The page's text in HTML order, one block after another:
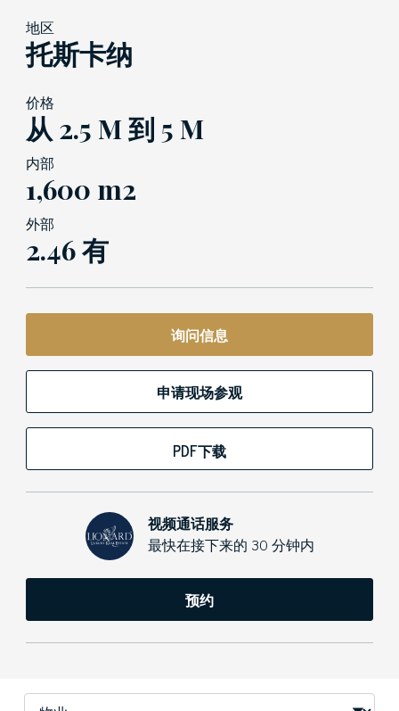
地区
托斯卡纳
价格
从 2.5 M 到 5 M
内部
1,600 m2
外部
2.46 有
询问信息
申请现场参观
PDF下载
视频通话服务
最快在接下来的 30 分钟内
预约